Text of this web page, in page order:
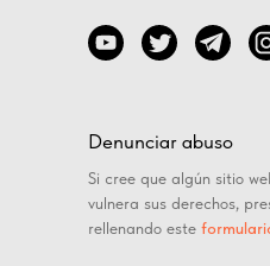
Denunciar abuso
Si cree que algún sitio
vulnera sus derechos,
rellenando este